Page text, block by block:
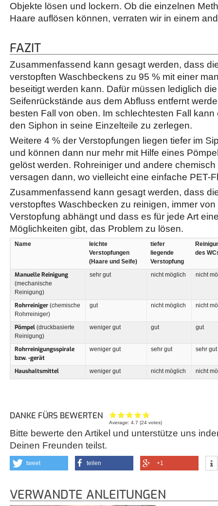
Objekte lösen und lockern. Ob die einzelnen
Haare auflösen können, verraten wir in einem
FAZIT
Zusammenfassend kann gesagt werden, dass
verstopften Waschbeckens zu 95 % mit einer
beseitigt werden kann. Dafür müssen lediglich
Seifenrückstände aus dem Abfluss entfernt
besten Fall von oben. Im schlechtesten Fall
den Siphon in seine Einzelteile zu zerlegen.
Weitere 4 % der Verstopfungen liegen tiefer im
und können dann nur mehr mit Hilfe eines
gelöst werden. Rohreiniger und andere
versagen dann, wo vielleicht eine einfache PET-
Zusammenfassend kann gesagt werden, dass
verstopftes Waschbecken zu reinigen, immer von
Verstopfung abhängt und dass es für jede Art
Möglichkeiten gibt, das Problem zu lösen.
Name
leichte
Verstopfungen
(Haare und Seife)
tiefer
liegende
Verstopfung
des
Manuelle Reinigung
(mechanische
Reinigung)
sehr gut nicht möglich nicht
Rohrreiniger (chemische
Rohrreiniger)
gut nicht möglich nicht
Pömpel (druckbasierte
Reinigung)
weniger gut gut gut
Rohrreinigungsspirale
bzw. -gerät
weniger gut sehr gut sehr gut
Haushaltsmittel weniger gut nicht möglich nicht
DANKE FÜRS BEWERTEN
Average:4.7 (24 votes)
Bitte bewerte den Artikel und unterstütze uns
Deinen Freunden teilst.
tweet teilen +1
VERWANDTE ANLEITUNGEN